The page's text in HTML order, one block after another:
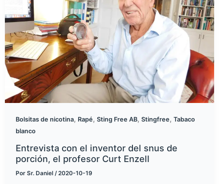
Bolsitas de nicotina, Rapé, Sting Free AB, Stingfree, Tabaco
blanco
Entrevista con el inventor del snus de
porción, el profesor Curt Enzell
Por Sr. Daniel /2020-10-19